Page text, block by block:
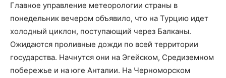
Главное управление метеорологии страны в
понедельник вечером объявило, что на Турцию идет
холодный циклон, поступающий через Балканы.
Ожидаются проливные дожди по всей территории
государства. Начнутся они на Эгейском, Средиземном
побережье и на юге Анталии. На Черноморском